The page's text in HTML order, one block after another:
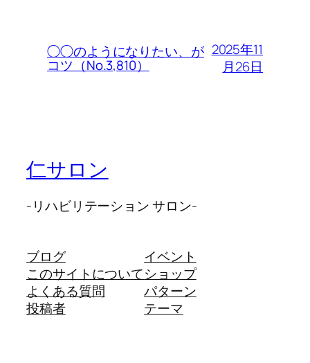
◯◯のようになりたい、が
コツ（No.3,810）
2025年11
月26日
仁サロン
-リハビリテーション サロン-
ブログ
このサイトについて
よくある質問
投稿者
イベント
ショップ
パターン
テーマ